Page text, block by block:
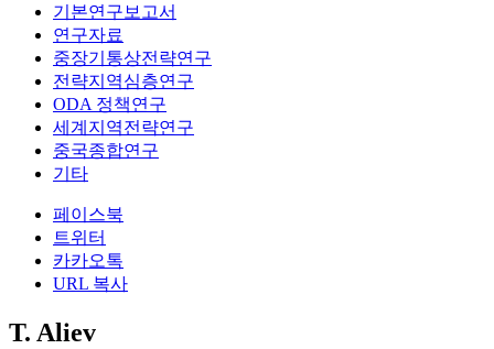
기본연구보고서
연구자료
중장기통상전략연구
전략지역심층연구
ODA 정책연구
세계지역전략연구
중국종합연구
기타
페이스북
트위터
카카오톡
URL 복사
T. Aliev